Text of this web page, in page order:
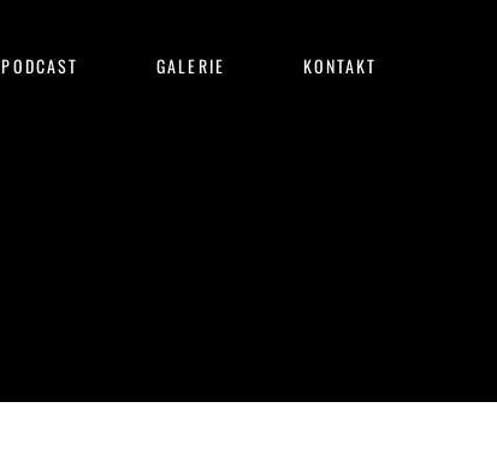
PODCAST GALERIE KONTAKT